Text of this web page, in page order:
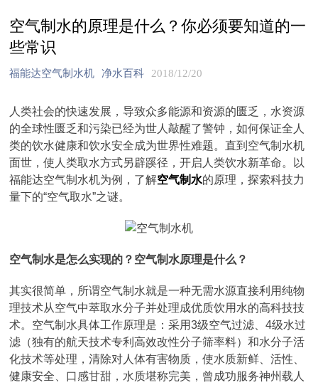
空气制水的原理是什么？你必须要知道的一
些常识
福能达空气制水机 净水百科 2018/12/20
人类社会的快速发展，导致众多能源和资源的匮乏，水资源
的全球性匮乏和污染已经为世人敲醒了警钟，如何保证全人
类的饮水健康和饮水安全成为世界性难题。直到空气制水机
面世，使人类取水方式另辟蹊径，开启人类饮水新革命。以
福能达空气制水机为例，了解空气制水的原理，探索科技力
量下的“空气取水”之谜。
空气制水是怎么实现的？空气制水原理是什么？
其实很简单，所谓空气制水就是一种无需水源直接利用纯物
理技术从空气中萃取水分子并处理成优质饮用水的高科技技
术。空气制水具体工作原理是：采用3级空气过滤、4级水过
滤（独有的航天技术专利高效改性分子筛率料）和水分子活
化技术等处理，清除对人体有害物质，使水质新鲜、活性、
健康安全、口感甘甜，水质堪称完美，曾成功服务神州载人